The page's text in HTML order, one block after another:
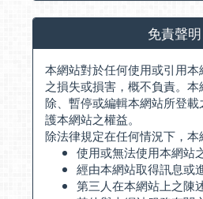
免責聲明
本網站對於任何使用或引用
之損失或損害，概不負責。
除、暫停或編輯本網站所登
護本網站之權益。
除法律規定在任何情況下，本
使用或無法使用本網站
經由本網站取得訊息或
第三人在本網站上之陳